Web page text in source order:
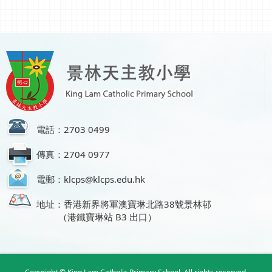
電話：2703 0499
傳真：2704 0977
電郵：klcps@klcps.edu.hk
地址：香港新界將軍澳寶琳北路38號景林邨
（港鐵寶琳站 B3 出口）